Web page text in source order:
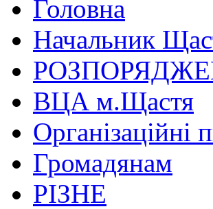
Головна
Начальник
ВЦА м.Щастя
Організаційні
Громадянам
РІЗНЕ